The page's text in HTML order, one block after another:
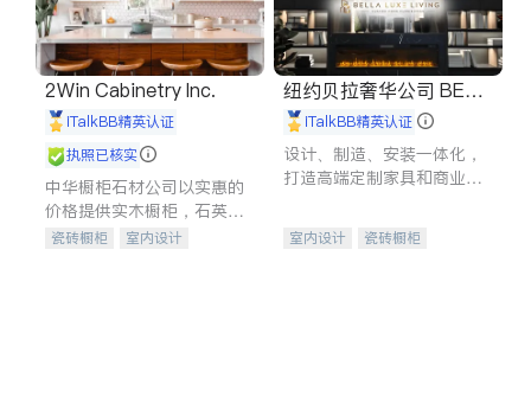
2Win Cabinetry Inc.
iTalkBB精英认证
执照已核实
中华橱柜石材公司以实惠的
价格提供实木橱柜，石英石
台面，多种优质不锈钢水
瓷砖橱柜
室内设计
纽约贝拉奢华公司 BELL
A LUXE
iTalkBB精英认证
设计、制造、安装一体化，
打造高端定制家具和商业空
室内设计
瓷砖橱柜